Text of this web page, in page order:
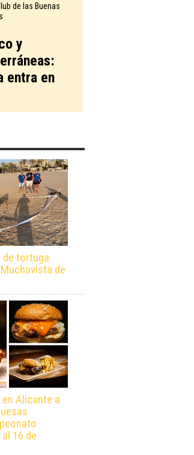
de las Buenas
y
entra en
de tortuga
de
Alicante a
16 de